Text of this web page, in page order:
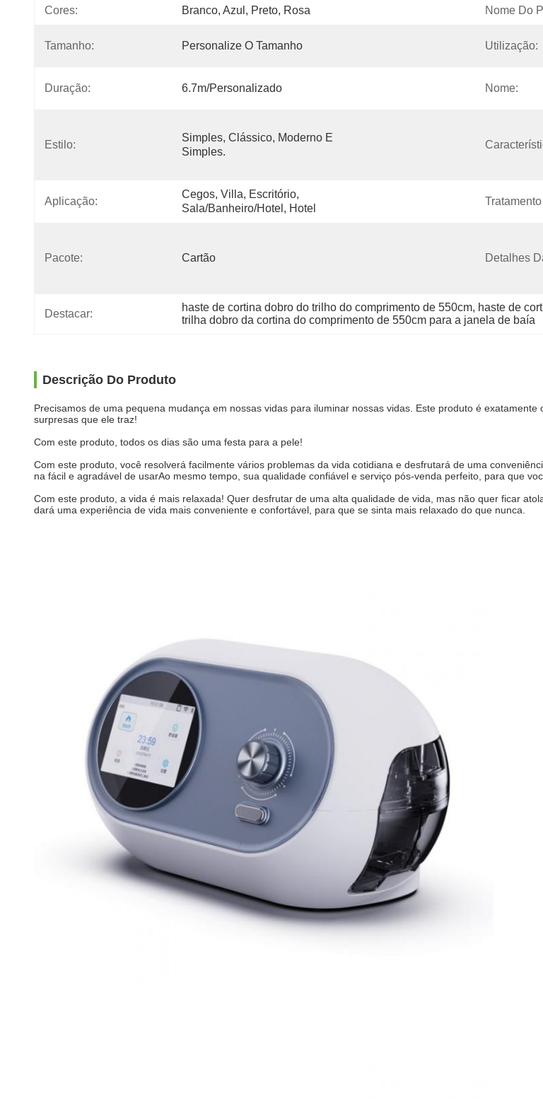
Cores: Branco, Azul, Preto, Rosa Nome Do
Tamanho: Personalize O Tamanho Utilização:
Duração: 6.7m/personalizado Nome:
Estilo:
Simples, Clássico, Moderno E
Simples.
Aplicação:
Cegos, Villa, Escritório,
Sala/banheiro/hotel, Hotel
Pacote: Cartão Detalhes
Destacar:
haste de cortina dobro do trilho do comprimento de 550cm, haste de
trilha dobro da cortina do comprimento de 550cm para a janela de baía
Descrição Do Produto
Precisamos de uma pequena mudança em nossas vidas para iluminar nossas vidas. Este produto é
surpresas que ele traz!
Com este produto, todos os dias são uma festa para a pele!
Com este produto, você resolverá facilmente vários problemas da vida cotidiana e desfrutará de uma
na fácil e agradável de usarAo mesmo tempo, sua qualidade confiável e serviço pós-venda perfeito, para que
Com este produto, a vida é mais relaxada! Quer desfrutar de uma alta qualidade de vida, mas não quer ficar
dará uma experiência de vida mais conveniente e confortável, para que se sinta mais relaxado do que nunca.